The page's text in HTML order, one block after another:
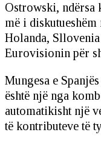
Ostrowski, ndërsa
më i diskutueshëm
Holanda,
Eurovisionin për
Mungesa e
është një nga
automatikisht një
të kontributeve të